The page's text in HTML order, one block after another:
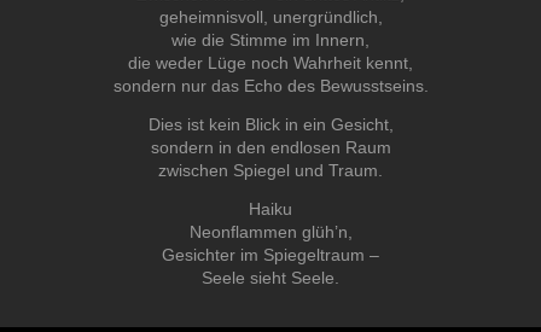
geheimnisvoll, unergründlich,
wie die Stimme im Innern,
die weder Lüge noch Wahrheit kennt,
sondern nur das Echo des Bewusstseins.
Dies ist kein Blick in ein Gesicht,
sondern in den endlosen Raum
zwischen Spiegel und Traum.
Haiku
Neonflammen glüh’n,
Gesichter im Spiegeltraum –
Seele sieht Seele.